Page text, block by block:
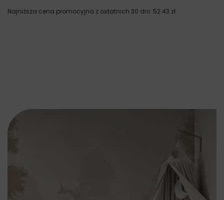
Najniższa cena promocyjna z ostatnich 30 dni: 52.43 zł.